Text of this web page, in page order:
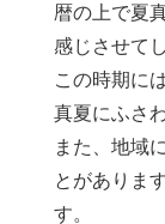
暦の上で夏
感じさせて
この時期に
真夏にふさ
また、地域
とがありま
す。